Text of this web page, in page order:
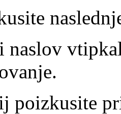
naslov
poizkusite